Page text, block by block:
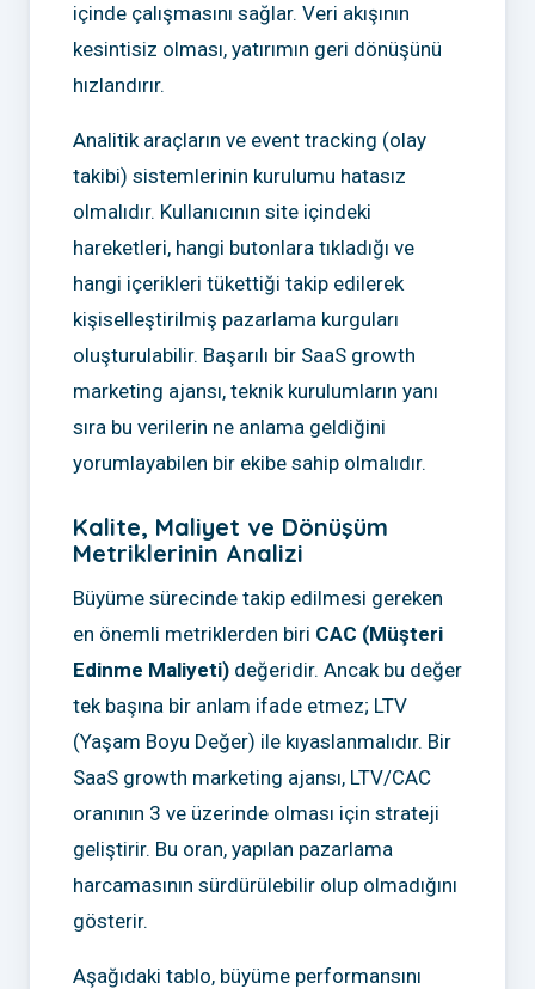
içinde çalışmasını sağlar. Veri akışının
kesintisiz olması, yatırımın geri dönüşünü
hızlandırır.
Analitik araçların ve event tracking (olay
takibi) sistemlerinin kurulumu hatasız
olmalıdır. Kullanıcının site içindeki
hareketleri, hangi butonlara tıkladığı ve
hangi içerikleri tükettiği takip edilerek
kişiselleştirilmiş pazarlama kurguları
oluşturulabilir. Başarılı bir SaaS growth
marketing ajansı, teknik kurulumların yanı
sıra bu verilerin ne anlama geldiğini
yorumlayabilen bir ekibe sahip olmalıdır.
Kalite, Maliyet ve Dönüşüm
Metriklerinin Analizi
Büyüme sürecinde takip edilmesi gereken
en önemli metriklerden biri CAC (Müşteri
Edinme Maliyeti) değeridir. Ancak bu değer
tek başına bir anlam ifade etmez; LTV
(Yaşam Boyu Değer) ile kıyaslanmalıdır. Bir
SaaS growth marketing ajansı, LTV/CAC
oranının 3 ve üzerinde olması için strateji
geliştirir. Bu oran, yapılan pazarlama
harcamasının sürdürülebilir olup olmadığını
gösterir.
Aşağıdaki tablo, büyüme performansını